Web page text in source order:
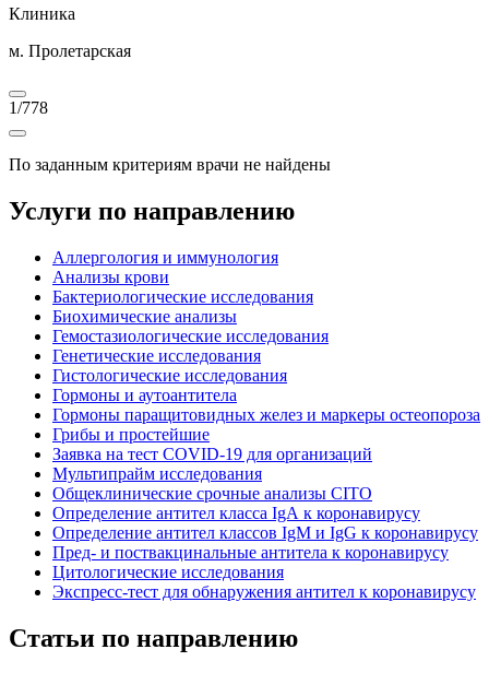
Клиника
м. Пролетарская
1/778
По заданным критериям врачи не найдены
Услуги по направлению
Аллергология и иммунология
Анализы крови
Бактериологические исследования
Биохимические анализы
Гемостазиологические исследования
Генетические исследования
Гистологические исследования
Гормоны и аутоантитела
Гормоны паращитовидных желез и маркеры остеопороза
Грибы и простейшие
Заявка на тест COVID-19 для организаций
Мультипрайм исследования
Общеклинические срочные анализы CITO
Определение антител класса IgА к коронавирусу
Определение антител классов IgM и IgG к коронавирусу
Пред- и поствакцинальные антитела к коронавирусу
Цитологические исследования
Экспресс-тест для обнаружения антител к коронавирусу
Статьи по направлению